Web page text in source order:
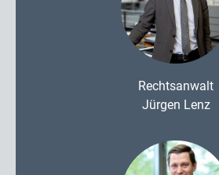
Rechtsanwalt
Jürgen Lenz